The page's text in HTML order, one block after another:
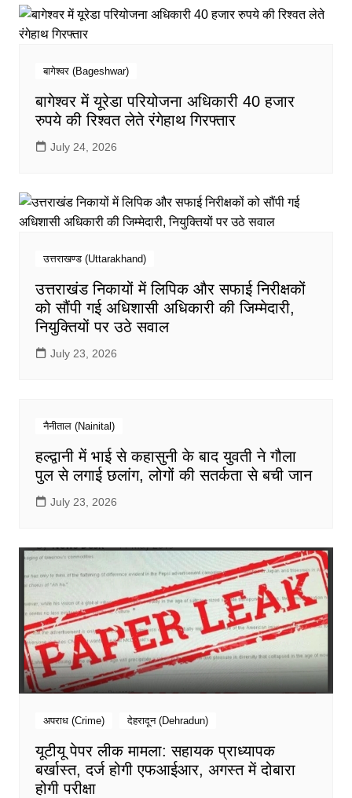
बागेश्वर (Bageshwar)
बागेश्वर में यूरेडा परियोजना अधिकारी 40 हजार
रुपये की रिश्वत लेते रंगेहाथ गिरफ्तार
July 24, 2026
उत्तराखण्ड (Uttarakhand)
उत्तराखंड निकायों में लिपिक और सफाई निरीक्षकों
को सौंपी गई अधिशासी अधिकारी की जिम्मेदारी,
नियुक्तियों पर उठे सवाल
July 23, 2026
नैनीताल (Nainital)
हल्द्वानी में भाई से कहासुनी के बाद युवती ने गौला
पुल से लगाई छलांग, लोगों की सतर्कता से बची जान
July 23, 2026
अपराध (Crime) देहरादून (Dehradun)
यूटीयू पेपर लीक मामला: सहायक प्राध्यापक
बर्खास्त, दर्ज होगी एफआईआर, अगस्त में दोबारा
होगी परीक्षा